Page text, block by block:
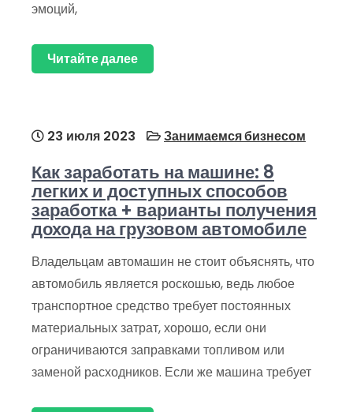
эмоций,
Читайте далее
23 июля 2023 Занимаемся бизнесом
Как заработать на машине: 8
легких и доступных способов
заработка + варианты получения
дохода на грузовом автомобиле
Владельцам автомашин не стоит объяснять, что
автомобиль является роскошью, ведь любое
транспортное средство требует постоянных
материальных затрат, хорошо, если они
ограничиваются заправками топливом или
заменой расходников. Если же машина требует